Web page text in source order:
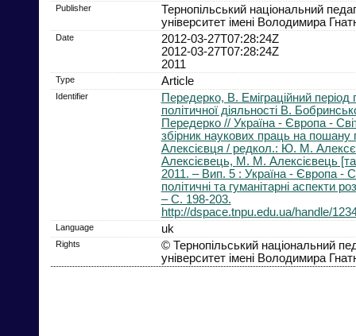
Publisher
Тернопільський національний
університет імені Володимира
Date
2012-03-27T07:28:24Z
2012-03-27T07:28:24Z
2011
Type Article
Identifier
Передерко, В. Еміграційний період
політичної діяльності В.
Передерко // Україна - Європа -
збірник наукових праць на
Алексієвця / редкол.: Ю. М.
Алексієвець, М. М. Алексієвець [та
2011. – Вип. 5 : Україна - Європа -
політичні та гуманітарні аспекти
– С. 198-203.
http://dspace.tnpu.edu.ua/handle/
Language uk
Rights
© Тернопільський національний
університет імені Володимира